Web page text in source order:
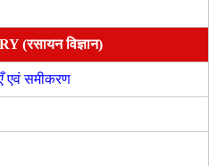
(रसायन विज्ञान)
एवं समीकरण